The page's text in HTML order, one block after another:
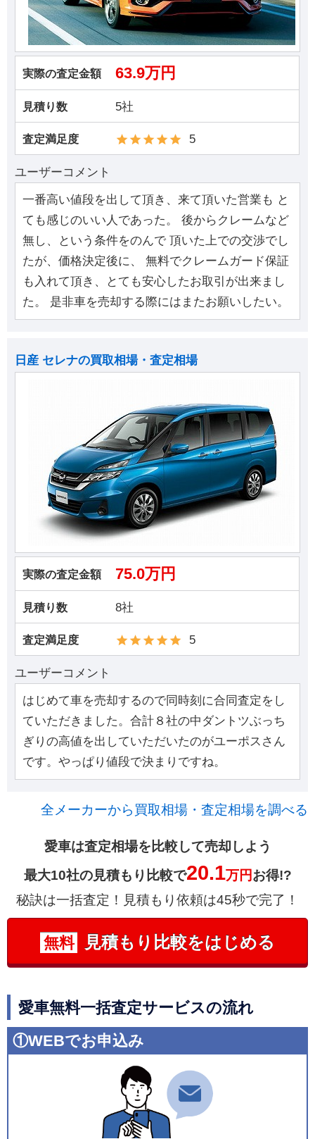
実際の査定金額 63.9万円
見積り数 5社
査定満足度 5
ユーザーコメント
一番高い値段を出して頂き、来て頂いた営業も と
ても感じのいい人であった。 後からクレームなど
無し、という条件をのんで 頂いた上での交渉でし
たが、価格決定後に、 無料でクレームガード保証
も入れて頂き、とても安心したお取引が出来まし
た。 是非車を売却する際にはまたお願いしたい。
日産 セレナの買取相場・査定相場
実際の査定金額 75.0万円
見積り数 8社
査定満足度 5
ユーザーコメント
はじめて車を売却するので同時刻に合同査定をし
ていただきました。合計８社の中ダントツぶっち
ぎりの高値を出していただいたのがユーポスさん
です。やっぱり値段で決まりですね。
全メーカーから買取相場・査定相場を調べる
愛車は査定相場を比較して売却しよう
最大10社の見積もり比較で20.1万円お得!?
秘訣は一括査定！見積もり依頼は45秒で完了！
無料 見積もり比較をはじめる
愛車無料一括査定サービスの流れ
①WEBでお申込み